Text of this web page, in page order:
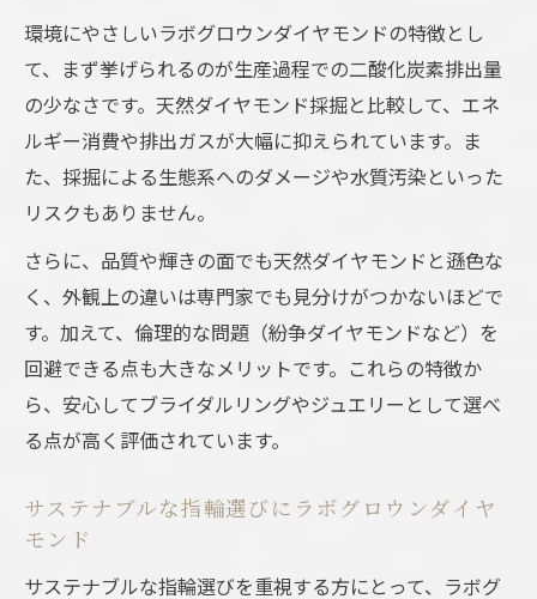
環境にやさしいラボグロウンダイヤモンドの特徴とし
て、まず挙げられるのが生産過程での二酸化炭素排出量
の少なさです。天然ダイヤモンド採掘と比較して、エネ
ルギー消費や排出ガスが大幅に抑えられています。ま
た、採掘による生態系へのダメージや水質汚染といった
リスクもありません。
さらに、品質や輝きの面でも天然ダイヤモンドと遜色な
く、外観上の違いは専門家でも見分けがつかないほどで
す。加えて、倫理的な問題（紛争ダイヤモンドなど）を
回避できる点も大きなメリットです。これらの特徴か
ら、安心してブライダルリングやジュエリーとして選べ
る点が高く評価されています。
サステナブルな指輪選びにラボグロウンダイヤ
モンド
サステナブルな指輪選びを重視する方にとって、ラボグ